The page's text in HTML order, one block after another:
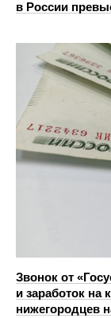
в России
Звонок от
и заработок на
нижегородцев